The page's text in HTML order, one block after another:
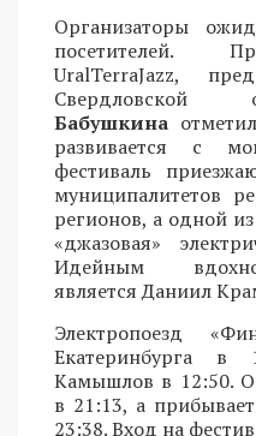
Организаторы
посетителей.
UralTerraJazz,
Бабушкина
развивается с
фестиваль
муниципалитетов
регионов, а одной
«джазовая»
Идейным
является Даниил
Электропоезд
Екатеринбурга
Камышлов в 12:50.
в 21:13, а
23:38. Вход на